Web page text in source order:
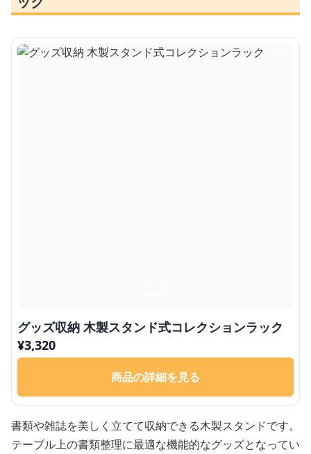
グッズ収納 木製スタンド式コレクションラック
¥3,320
商品の詳細を見る
書類や雑誌を美しく立てて収納できる木製スタンドです。
テーブル上の書類整理に最適な機能的なグッズとなってい